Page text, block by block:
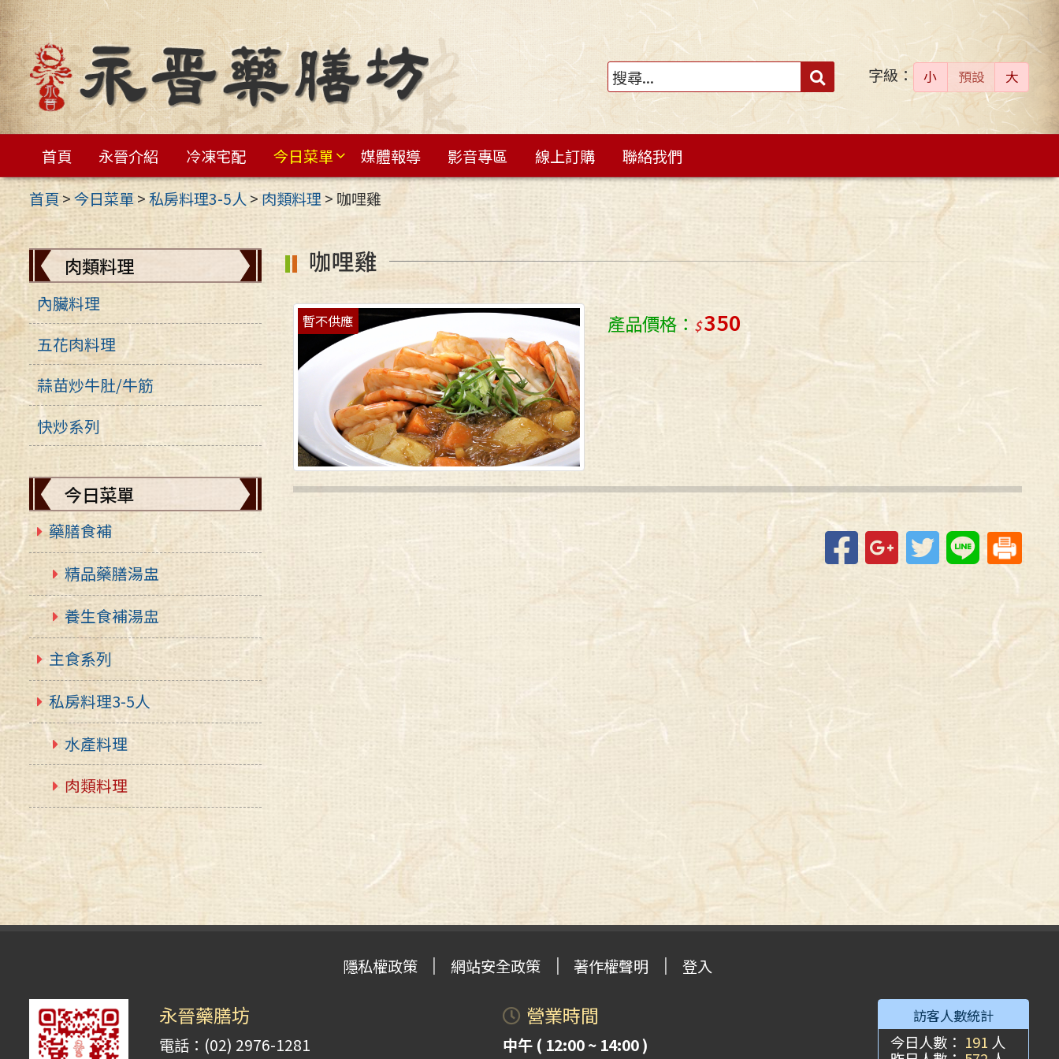
跳
至
主
要
內
區
搜
尋：
送出 字級： 小 預設 大
首頁 永晉介紹 冷凍宅配 今日菜單 媒體報導 影音專區 線上訂購
聯絡我們
首頁>今日菜單>私房料理3-5人>肉類料理> 咖哩雞
肉類料理
內臟料理
五花肉料理
蒜苗炒牛肚/牛筋
快炒系列
今日菜單
藥膳食補
精品藥膳湯盅
養生食補湯盅
主食系列
私房料理3-5人
水產料理
肉類料理
咖哩雞
暫不供應 產品價格： 350
FacebookGoogle+TwitterLine
隱私權政策 網站安全政策 著作權聲明 登入
永晉藥膳坊
電話：(02) 2976-1281
營業時間
中午 ( 12:00 ~ 14:00 )
訪客人數統計
今日人數： 191 人